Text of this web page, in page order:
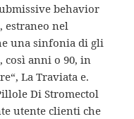
behavior
nel
una sinfonia di gli
anni o 90, in
La Traviata e.
Di Stromectol
utente clienti che